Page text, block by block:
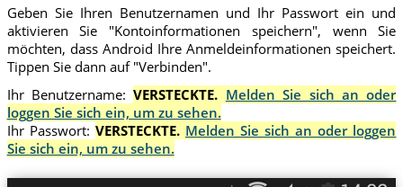
Geben Sie Ihren Benutzernamen und Ihr Passwort ein und
aktivieren Sie "Kontoinformationen speichern", wenn Sie
möchten, dass Android Ihre Anmeldeinformationen speichert.
Tippen Sie dann auf "Verbinden".
Ihr Benutzername:VERSTECKTE. Melden Sie sich an oder
loggen Sie sich ein, um zu sehen.
Ihr Passwort: VERSTECKTE. Melden Sie sich an oder loggen
Sie sich ein, um zu sehen.